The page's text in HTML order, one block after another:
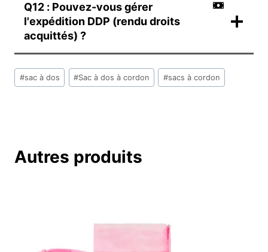
Q12 : Pouvez-vous gérer
l'expédition DDP (rendu droits
acquittés) ?
文
章
#sac à dos #Sac à dos à cordon #sacs à cordon
Autres produits